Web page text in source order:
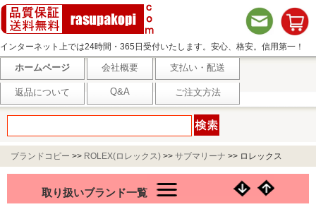
インターネット上では24時間・365日受付いたします。安心、格安。信用第一！
ホームページ 会社概要 支払い・配送
返品について Q&A ご注文方法
ブランドコピー >> ROLEX(ロレックス) >> サブマリーナ >> ロレックス
取り扱いブランド一覧